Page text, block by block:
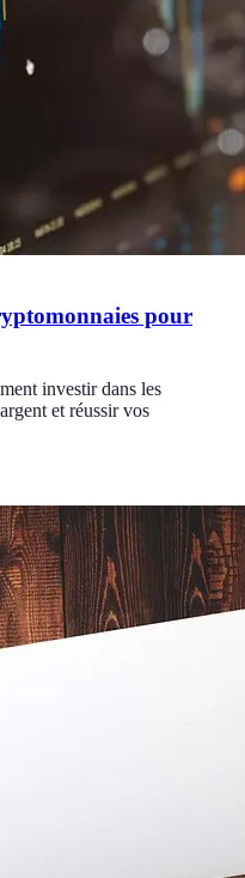
pour
investir dans les
et réussir vos